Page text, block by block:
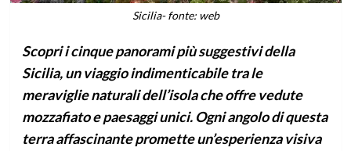
Sicilia- fonte: web
Scopri i cinque panorami più suggestivi della
Sicilia, un viaggio indimenticabile tra le
meraviglie naturali dell’isola che offre vedute
mozzafiato e paesaggi unici. Ogni angolo di questa
terra affascinante promette un’esperienza visiva